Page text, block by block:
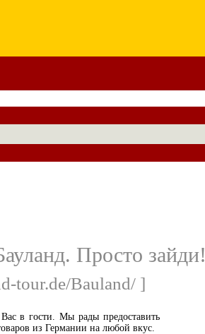
Просто зайди!
tour.de/Bauland/ ]
в гости. Мы рады предоставить
из Германии на любой вкус.